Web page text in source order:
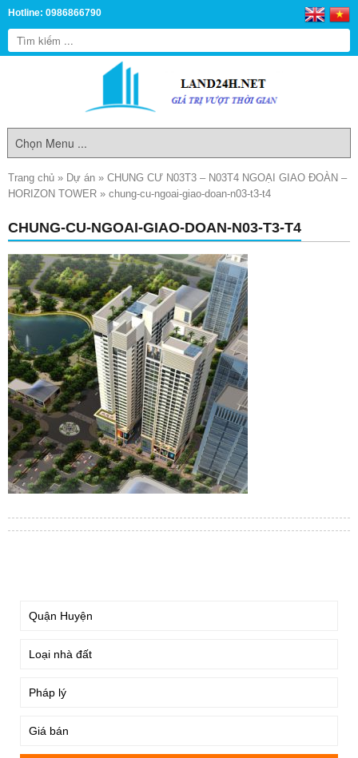
Hotline: 0986866790
Trang chủ » Dự án » CHUNG CƯ N03T3 – N03T4 NGOẠI GIAO ĐOÀN –
HORIZON TOWER » chung-cu-ngoai-giao-doan-n03-t3-t4
CHUNG-CU-NGOAI-GIAO-DOAN-N03-T3-T4